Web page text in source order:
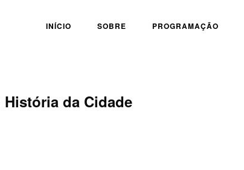
INÍCIO SOBRE PROGRAMAÇÃO
História da Cidade